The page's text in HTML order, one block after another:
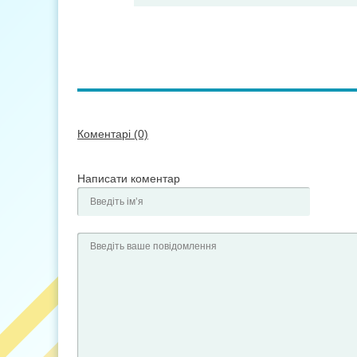
Коментарі (0)
Написати коментар